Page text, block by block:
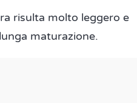
risulta molto leggero e
maturazione.